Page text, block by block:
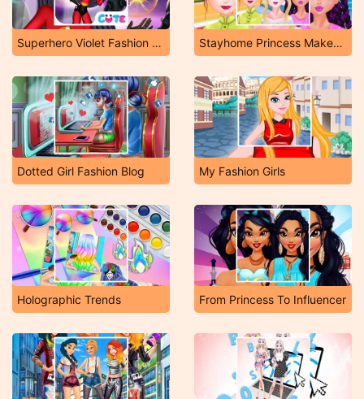
Superhero Violet Fashion Shoot Stayhome Princess Makeup Lessons
Dotted Girl Fashion Blog My Fashion Girls
Holographic Trends From Princess To Influencer